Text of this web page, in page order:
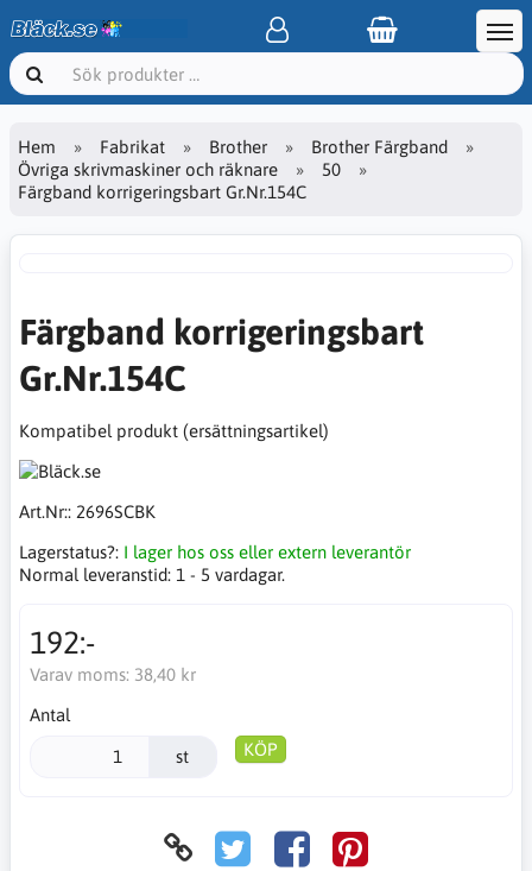
Hem Fabrikat Brother
Brother Färgband
Övriga skrivmaskiner och räknare
50
Färgband korrigeringsbart Gr.Nr.154C
Färgband korrigeringsbart
Gr.Nr.154C
Kompatibel produkt (ersättningsartikel)
Art.Nr:: 2696SCBK
Lagerstatus?: I lager hos oss eller extern leverantör
Normal leveranstid: 1 - 5 vardagar.
192:-
Varav moms: 38,40 kr
Antal
st KÖP